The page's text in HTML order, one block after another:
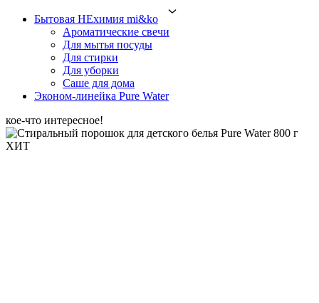
Бытовая НЕхимия mi&ko
Ароматические свечи
Для мытья посуды
Для стирки
Для уборки
Саше для дома
Эконом-линейка Pure Water
кое-что интересное!
ХИТ